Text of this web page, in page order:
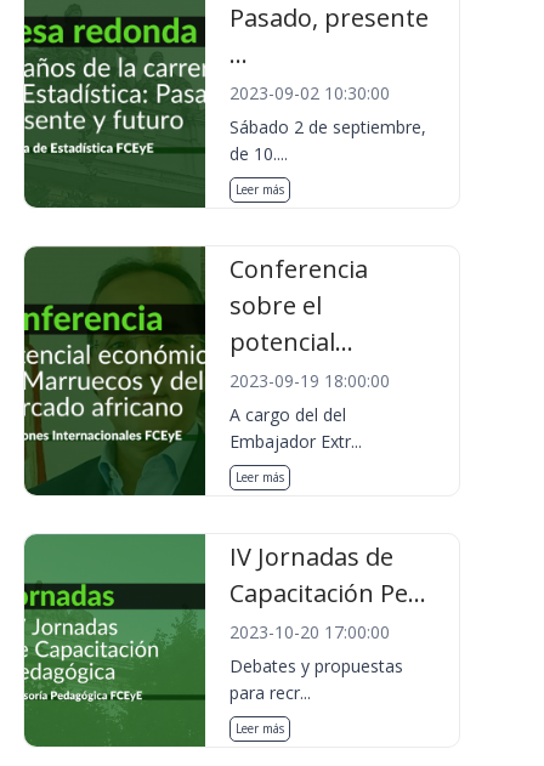
Pasado, presente
...
2023-09-02 10:30:00
Sábado 2 de septiembre,
de 10....
Leer más
Conferencia
sobre el
potencial...
2023-09-19 18:00:00
A cargo del del
Embajador Extr...
Leer más
IV Jornadas de
Capacitación Pe...
2023-10-20 17:00:00
Debates y propuestas
para recr...
Leer más